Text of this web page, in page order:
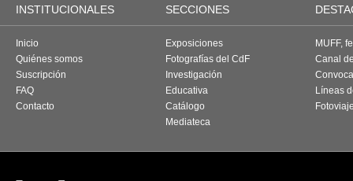
INSTITUCIONALES SECCIONES
Inicio
Quiénes somos
Suscripción
FAQ
Contacto
Exposiciones
Fotografías del CdF
Investigación
Educativa
Catálogo
Mediateca
MUFF,
Canal
Líneas